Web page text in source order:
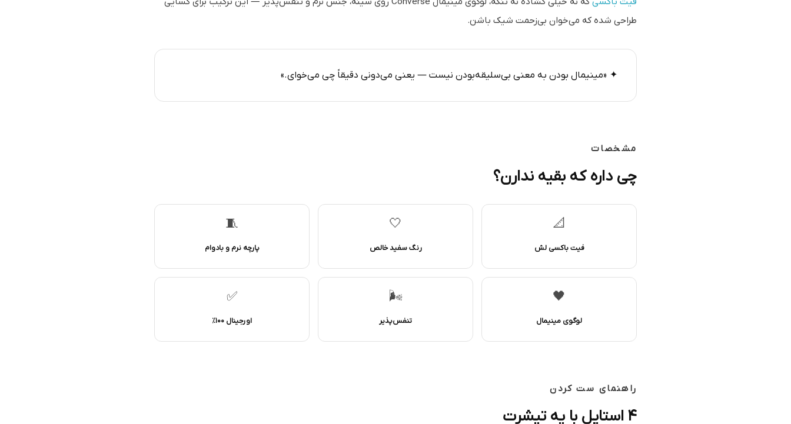
طراحی شده که می‌خوان بی‌زحمت شیک باشن.
✦ «مینیمال بودن به معنی بی‌سلیقه‌بودن نیست — یعنی می‌دونی دقیقاً چی می‌خوای.»
مشخصات
چی داره که بقیه ندارن؟
📐
فیت باکسی لش
🤍
رنگ سفید خالص
🧵
پارچه نرم و بادوام
🖤
لوگوی مینیمال
🌬️
تنفس‌پذیر
✅
اورجینال ۱۰۰٪
راهنمای ست کردن
۴ استایل با یه تیشرت